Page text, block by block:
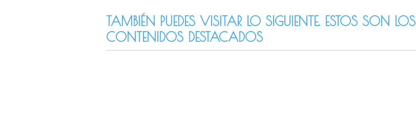
TAMBIÉN PUEDES VISITAR LO SIGUIENTE. ESTOS SON LOS
CONTENIDOS DESTACADOS